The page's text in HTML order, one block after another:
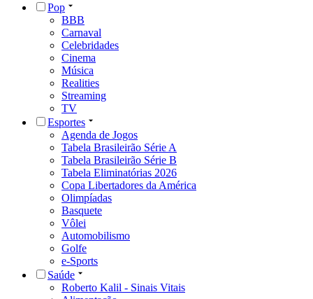
Pop
BBB
Carnaval
Celebridades
Cinema
Música
Realities
Streaming
TV
Esportes
Agenda de Jogos
Tabela Brasileirão Série A
Tabela Brasileirão Série B
Tabela Eliminatórias 2026
Copa Libertadores da América
Olimpíadas
Basquete
Vôlei
Automobilismo
Golfe
e-Sports
Saúde
Roberto Kalil - Sinais Vitais